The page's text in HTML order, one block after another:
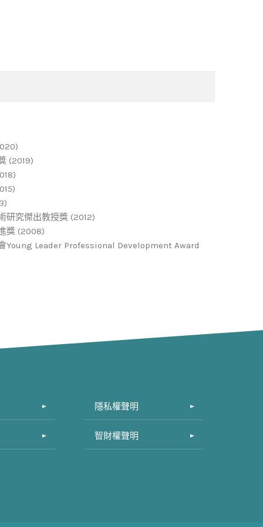
(2019)
研究傑出教授獎 (2012)
獎 (2008)
Young Leader Professional Development Award
隱私權聲明
智財權聲明